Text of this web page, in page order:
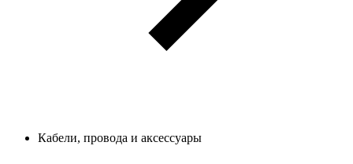
Кабели, провода и аксессуары